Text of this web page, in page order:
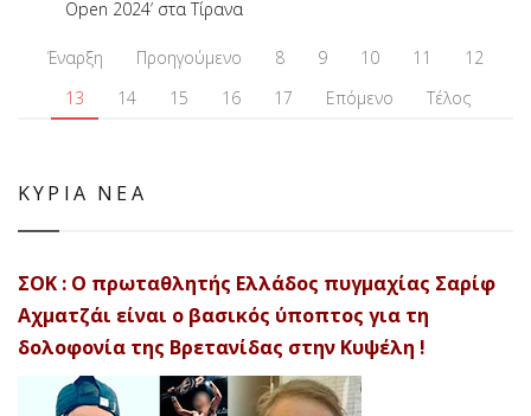
Open 2024’ στα Τίρανα
Έναρξη Προηγούμενο 8 9 10 11
12
13
14 15 16 17 Επόμενο Τέλος
ΚΥΡΙΑ ΝΕΑ
ΣΟΚ : Ο πρωταθλητής Ελλάδος πυγμαχίας Σαρίφ
Αχματζάι είναι ο βασικός ύποπτος για τη
δολοφονία της Βρετανίδας στην Κυψέλη !